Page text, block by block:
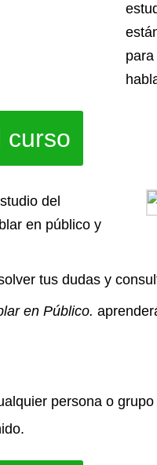
curso
del
en público y
tus dudas y
en Público.
persona o